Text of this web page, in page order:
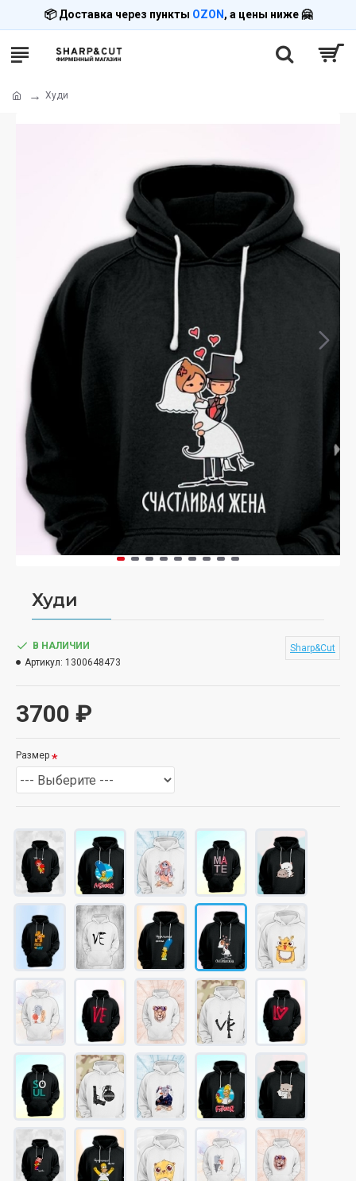
📦 Доставка через пункты OZON , а цены ниже 🤗
Худи
Худи
3700 ₽
В НАЛИЧИИ
Артикул: 1300648473
Sharp&Cut
Размер